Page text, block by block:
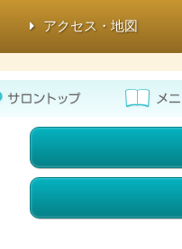
アクセス・地図